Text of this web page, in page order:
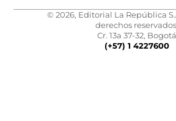
© 2026, Editorial La República
derechos
Cr. 13a 37-32, Bogotá
(+57) 1 4227600